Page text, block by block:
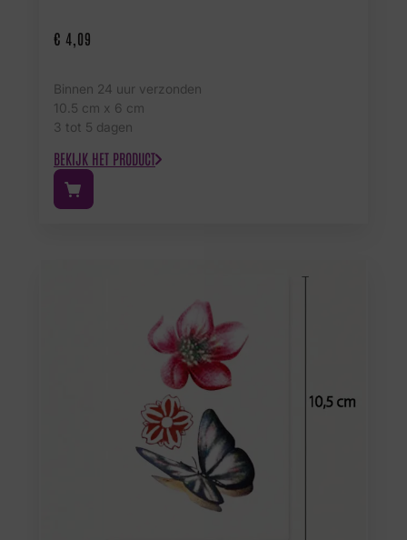
€ 4,09
Binnen 24 uur verzonden
10.5 cm x 6 cm
3 tot 5 dagen
BEKIJK HET PRODUCT